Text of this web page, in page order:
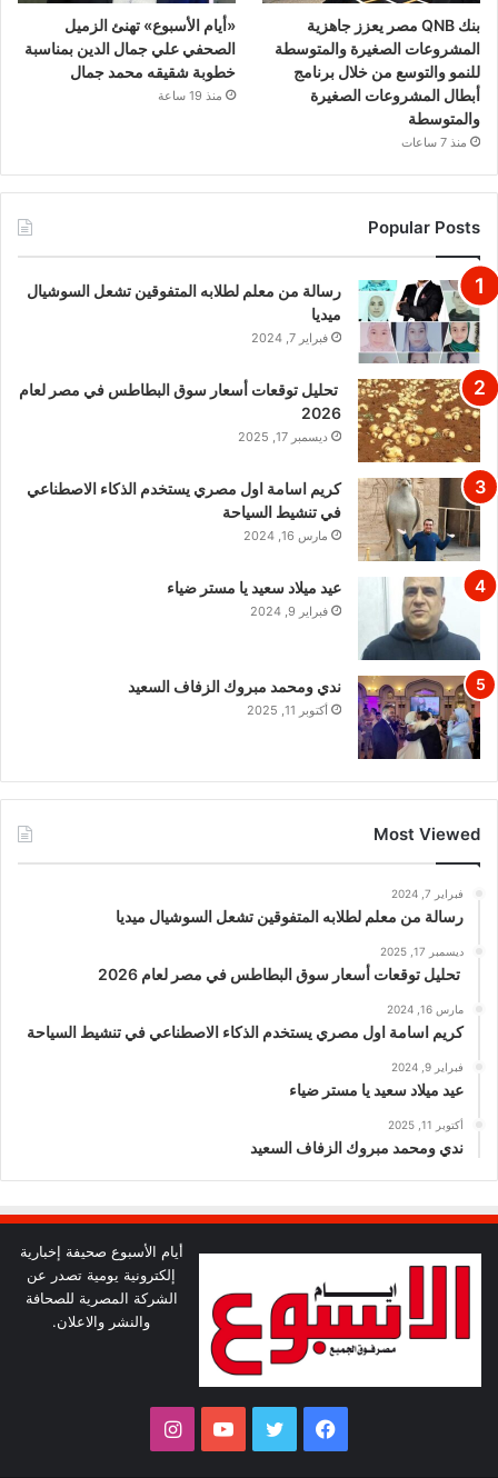
بنك QNB مصر يعزز جاهزية
المشروعات الصغيرة والمتوسطة
للنمو والتوسع من خلال برنامج
أبطال المشروعات الصغيرة
والمتوسطة
منذ 7 ساعات
«أيام الأسبوع» تهنئ الزميل
الصحفي علي جمال الدين بمناسبة
خطوبة شقيقه محمد جمال
منذ 19 ساعة
Popular Posts
رسالة من معلم لطلابه المتفوقين تشعل السوشيال
ميديا
فبراير 7, 2024
تحليل توقعات أسعار سوق البطاطس في مصر لعام
2026
ديسمبر 17, 2025
كريم اسامة اول مصري يستخدم الذكاء الاصطناعي
في تنشيط السياحة
مارس 16, 2024
عيد ميلاد سعيد يا مستر ضياء
فبراير 9, 2024
ندي ومحمد مبروك الزفاف السعيد
أكتوبر 11, 2025
Most Viewed
فبراير 7, 2024
رسالة من معلم لطلابه المتفوقين تشعل السوشيال ميديا
ديسمبر 17, 2025
تحليل توقعات أسعار سوق البطاطس في مصر لعام 2026
مارس 16, 2024
كريم اسامة اول مصري يستخدم الذكاء الاصطناعي في تنشيط السياحة
فبراير 9, 2024
عيد ميلاد سعيد يا مستر ضياء
أكتوبر 11, 2025
ندي ومحمد مبروك الزفاف السعيد
أيام الأسبوع صحيفة إخبارية
إلكترونية يومية تصدر عن
الشركة المصرية للصحافة
والنشر والاعلان.
فيسبوك تويتر يوتيوبانستقرام